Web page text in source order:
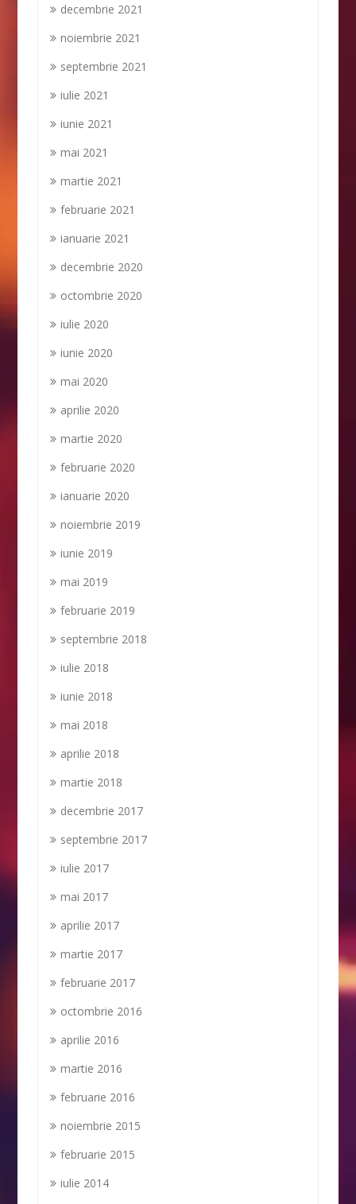
decembrie 2021
noiembrie 2021
septembrie 2021
iulie 2021
iunie 2021
mai 2021
martie 2021
februarie 2021
ianuarie 2021
decembrie 2020
octombrie 2020
iulie 2020
iunie 2020
mai 2020
aprilie 2020
martie 2020
februarie 2020
ianuarie 2020
noiembrie 2019
iunie 2019
mai 2019
februarie 2019
septembrie 2018
iulie 2018
iunie 2018
mai 2018
aprilie 2018
martie 2018
decembrie 2017
septembrie 2017
iulie 2017
mai 2017
aprilie 2017
martie 2017
februarie 2017
octombrie 2016
aprilie 2016
martie 2016
februarie 2016
noiembrie 2015
februarie 2015
iulie 2014